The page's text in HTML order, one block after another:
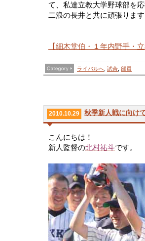
て、私達立教大学野球部を
二浪の長井と共に頑張りま
【細木堂伯・１年内野手・
ライバルへ 試合 部員
2010.10.29 秋季新人戦に向け
こんにちは！
新人監督の北村祐斗です。